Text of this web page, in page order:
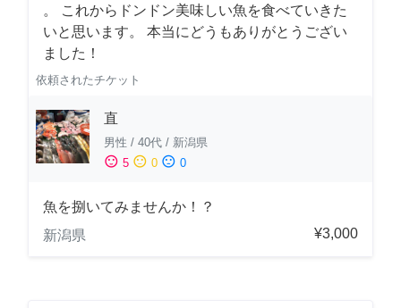
。 これからドンドン美味しい魚を食べていきた
いと思います。 本当にどうもありがとうござい
ました！
依頼されたチケット
直
男性 / 40代 / 新潟県
sentiment_satisfied 5 sentiment_neutral 0 sentiment_dissatisfied 0
魚を捌いてみませんか！？
新潟県
¥3,000